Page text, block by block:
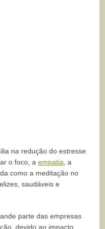
na redução do estresse
o foco, aempatia , a
como a meditação no
saudáveis e
parte das empresas
devido ao impacto